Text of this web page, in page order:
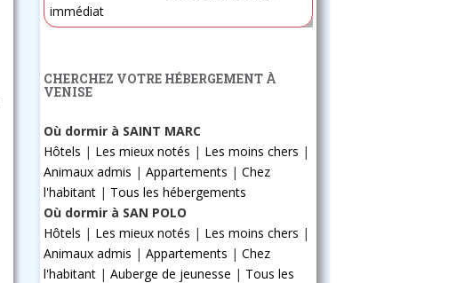
immédiat
CHERCHEZ VOTRE HÉBERGEMENT À
VENISE
Où dormir à SAINT MARC
Hôtels | Les mieux notés | Les moins chers |
Animaux admis | Appartements | Chez
l'habitant| Tous les hébergements
Où dormir à SAN POLO
Hôtels | Les mieux notés | Les moins chers |
Animaux admis | Appartements | Chez
l'habitant| Auberge de jeunesse | Tous les